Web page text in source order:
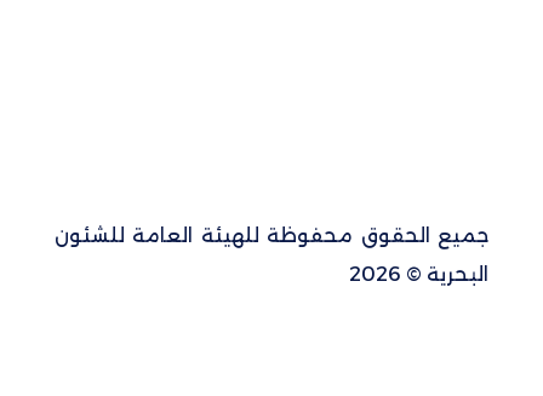
جميع الحقوق محفوظة للهيئة العامة للشئون
البحرية © 2026